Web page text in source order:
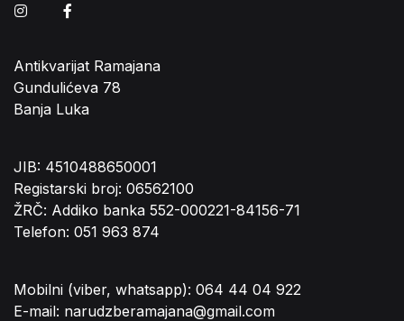
Instagram
Antikvarijat Ramajana
Gundulićeva 78
Banja Luka
JIB: 4510488650001
Registarski broj: 06562100
ŽRČ: Addiko banka 552-000221-84156-71
Telefon: 051 963 874
Mobilni (viber, whatsapp): 064 44 04 922
E-mail: narudzberamajana@gmail.com